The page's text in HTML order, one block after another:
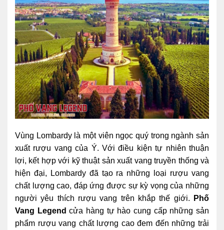
Vùng Lombardy là một viên ngọc quý trong ngành sản
xuất rượu vang của Ý. Với điều kiện tự nhiên thuận
lợi, kết hợp với kỹ thuật sản xuất vang truyền thống và
hiện đại, Lombardy đã tạo ra những loại rượu vang
chất lượng cao, đáp ứng được sự kỳ vọng của những
người yêu thích rượu vang trên khắp thế giới.
Phố
Vang Legend cửa hàng tự hào cung cấp những sản
phẩm rượu vang chất lượng cao đem đến những trải